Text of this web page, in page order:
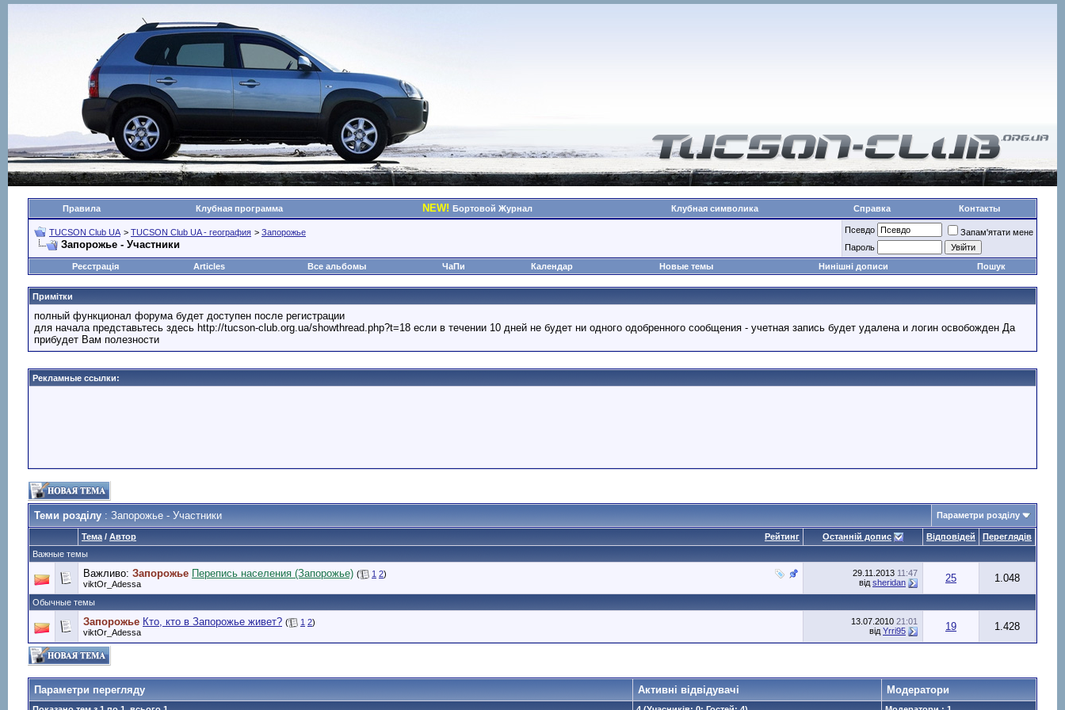
Правила Клубная программа NEW! Бортовой Журнал Клубная символика Справка Контакты
TUCSON Club UA > TUCSON Club UA - география > Запорожье
Запорожье - Участники
Псевдо
Запам'ятати мене
Пароль
Реєстрація
Articles Все альбомы ЧаПи Календар Новые темы Нинішні дописи Пошук
Примітки
полный функционал форума будет доступен после регистрации
для начала представьтесь здесь http://tucson-club.org.ua/showthread.php?t=18 если в течении 10 дней не будет ни одного одобренного сообщения - учетная запись будет удалена и логин освобожден Да
прибудет Вам полезности
Рекламные ссылки:
Теми розділу : Запорожье - Участники Параметри розділу
Рейтинг
Тема / Автор Останній допис Відповідей
Переглядів
Важные темы
Важливо: Запорожье Перепись населения (Запорожье) ( 1 2)
viktOr_Adessa
29.11.2013 11:47
від sheridan 25 1.048
Обычные темы
Запорожье Кто, кто в Запорожье живет? ( 1 2)
viktOr_Adessa
13.07.2010 21:01
від Yrri95 19 1.428
Параметри перегляду Активні відвідувачі Модератори